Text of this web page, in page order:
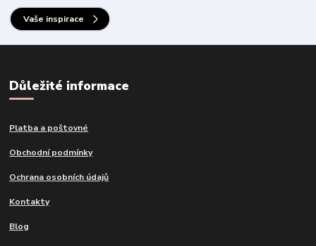
Vaše inspirace
Důležité informace
Platba a poštovné
Obchodní podmínky
Ochrana osobních údajů
Kontakty
Blog